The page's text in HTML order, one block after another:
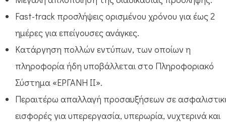
Fast-track προσλήψεις ορισμένου χρόνου για έως 2
ημέρες για επείγουσες ανάγκες.
Κατάργηση πολλών εντύπων, των οποίων η
πληροφορία ήδη υποβάλλεται στο Πληροφοριακό
Σύστημα «ΕΡΓΑΝΗ ΙΙ».
Περαιτέρω απαλλαγή προσαυξήσεων σε
εισφορές για υπερεργασία, υπερωρία, νυχτερινά και